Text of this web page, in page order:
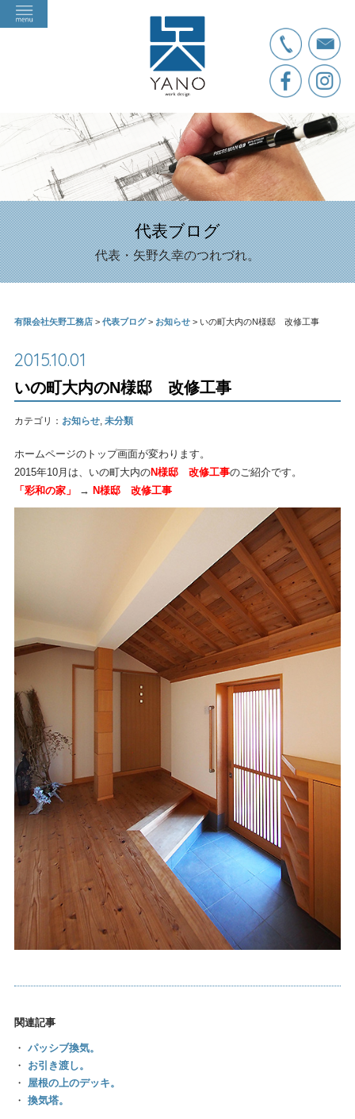
代表ブログ
代表・矢野久幸のつれづれ。
有限会社矢野工務店> 代表ブログ> お知らせ> いの町大内のN様邸 改修工事
2015.10.01
いの町大内のN様邸 改修工事
カテゴリ： お知らせ, 未分類
ホームページのトップ画面が変わります。
2015年10月は、いの町大内のN様邸 改修工事のご紹介です。
「彩和の家」
→ N様邸 改修工事
関連記事
・ パッシブ換気。
・
お引き渡し。
・
屋根の上のデッキ。
・ 換気塔。